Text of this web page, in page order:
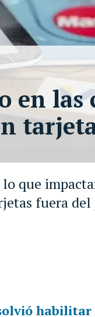
que
fuera del
en las
habilitar